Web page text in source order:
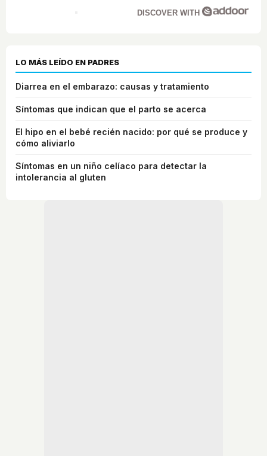
DISCOVER WITH
LO MÁS LEÍDO EN PADRES
Diarrea en el embarazo: causas y tratamiento
Síntomas que indican que el parto se acerca
El hipo en el bebé recién nacido: por qué se produce y
cómo aliviarlo
Síntomas en un niño celíaco para detectar la
intolerancia al gluten